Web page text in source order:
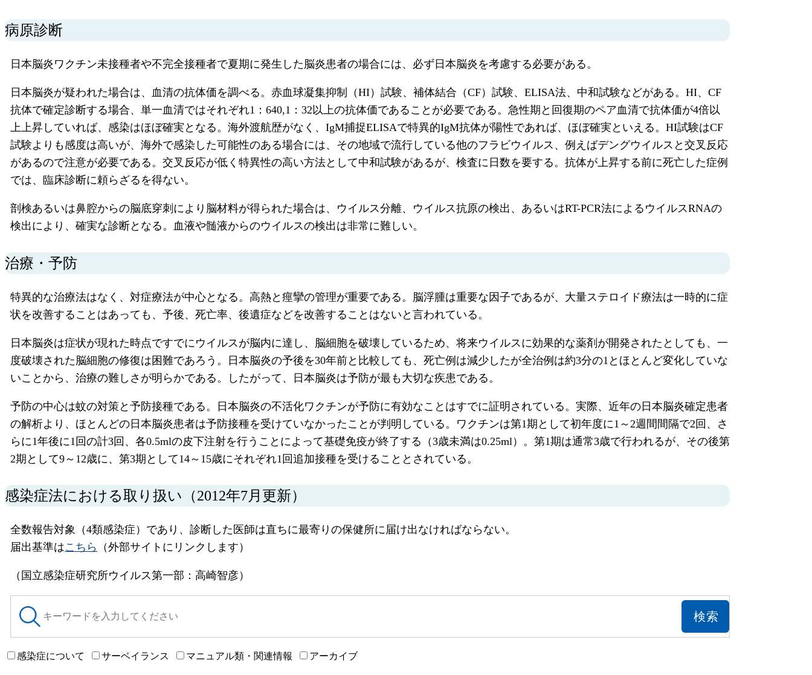
病原診断
日本脳炎ワクチン未接種者や不完全接種者で夏期に発生した脳炎患者の場合には、必ず日本脳炎を考慮する必要がある。
日本脳炎が疑われた場合は、血清の抗体価を調べる。赤血球凝集抑制（HI）試験、補体結合（CF）試験、ELISA法、中和試験などがある。HI、CF
抗体で確定診断する場合、単一血清ではそれぞれ1：640,1：32以上の抗体価であることが必要である。急性期と回復期のペア血清で抗体価が4倍以
上上昇していれば、感染はほぼ確実となる。海外渡航歴がなく、IgM捕捉ELISAで特異的IgM抗体が陽性であれば、ほぼ確実といえる。HI試験はCF
試験よりも感度は高いが、海外で感染した可能性のある場合には、その地域で流行している他のフラビウイルス、例えばデングウイルスと交叉反応
があるので注意が必要である。交叉反応が低く特異性の高い方法として中和試験があるが、検査に日数を要する。抗体が上昇する前に死亡した症例
では、臨床診断に頼らざるを得ない。
剖検あるいは鼻腔からの脳底穿刺により脳材料が得られた場合は、ウイルス分離、ウイルス抗原の検出、あるいはRT-PCR法によるウイルスRNAの
検出により、確実な診断となる。血液や髄液からのウイルスの検出は非常に難しい。
治療・予防
特異的な治療法はなく、対症療法が中心となる。高熱と痙攣の管理が重要である。脳浮腫は重要な因子であるが、大量ステロイド療法は一時的に症
状を改善することはあっても、予後、死亡率、後遺症などを改善することはないと言われている。
日本脳炎は症状が現れた時点ですでにウイルスが脳内に達し、脳細胞を破壊しているため、将来ウイルスに効果的な薬剤が開発されたとしても、一
度破壊された脳細胞の修復は困難であろう。日本脳炎の予後を30年前と比較しても、死亡例は減少したが全治例は約3分の1とほとんど変化していな
いことから、治療の難しさが明らかである。したがって、日本脳炎は予防が最も大切な疾患である。
予防の中心は蚊の対策と予防接種である。日本脳炎の不活化ワクチンが予防に有効なことはすでに証明されている。実際、近年の日本脳炎確定患者
の解析より、ほとんどの日本脳炎患者は予防接種を受けていなかったことが判明している。ワクチンは第1期として初年度に1～2週間間隔で2回、さ
らに1年後に1回の計3回、各0.5mlの皮下注射を行うことによって基礎免疫が終了する（3歳未満は0.25ml）。第1期は通常3歳で行われるが、その後第
2期として9～12歳に、第3期として14～15歳にそれぞれ1回追加接種を受けることとされている。
感染症法における取り扱い（2012年7月更新）
全数報告対象（4類感染症）であり、診断した医師は直ちに最寄りの保健所に届け出なければならない。
届出基準はこちら （外部サイトにリンクします）
（国立感染症研究所ウイルス第一部：高崎智彦）
イ
ト
内
感染症について サーベイランス マニュアル類・関連情報 アーカイブ